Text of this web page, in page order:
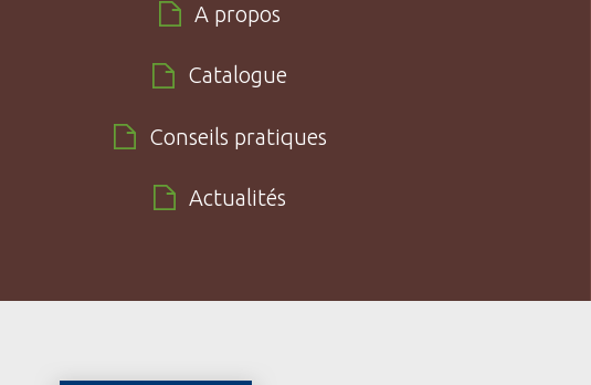
A propos
Catalogue
Conseils pratiques
Actualités